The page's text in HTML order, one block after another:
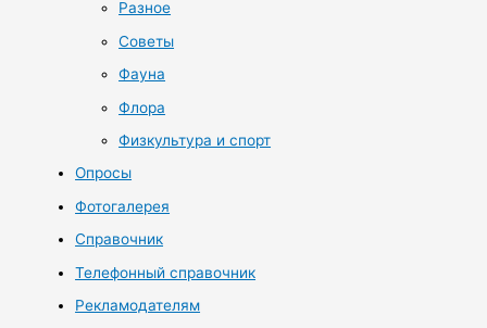
Разное
Советы
Фауна
Флора
Физкультура и спорт
Опросы
Фотогалерея
Справочник
Телефонный справочник
Рекламодателям